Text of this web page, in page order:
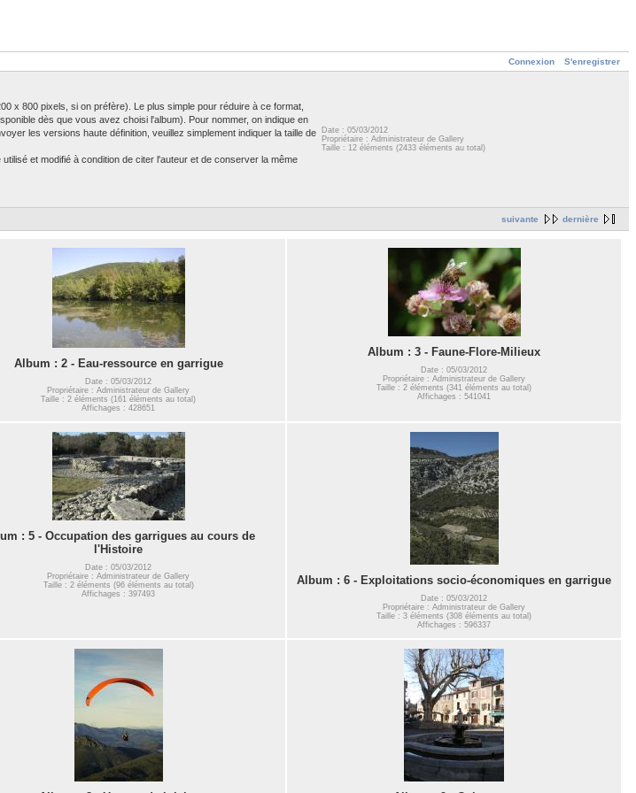
Connexion S'enregistrer
x 800 pixels, si on préfère). Le plus simple pour réduire à ce format,
dès que vous avez choisi l'album). Pour nommer, on indique en
les versions haute définition, veuillez simplement indiquer la taille de
et modifié à condition de citer l'auteur et de conserver la même
Date : 05/03/2012
Propriétaire : Administrateur de Gallery
Taille : 12 éléments (2433 éléments au total)
suivante dernière
Album : 2 - Eau-ressource en garrigue
Date : 05/03/2012
Propriétaire : Administrateur de Gallery
Taille : 2 éléments (161 éléments au total)
Affichages : 428651
Album : 3 - Faune-Flore-Milieux
Date : 05/03/2012
Propriétaire : Administrateur de Gallery
Taille : 2 éléments (341 éléments au total)
Affichages : 541041
: 5 - Occupation des garrigues au cours de
l'Histoire
Date : 05/03/2012
Propriétaire : Administrateur de Gallery
Taille : 2 éléments (96 éléments au total)
Affichages : 397493
Album : 6 - Exploitations socio-économiques en garrigue
Date : 05/03/2012
Propriétaire : Administrateur de Gallery
Taille : 3 éléments (308 éléments au total)
Affichages : 596337